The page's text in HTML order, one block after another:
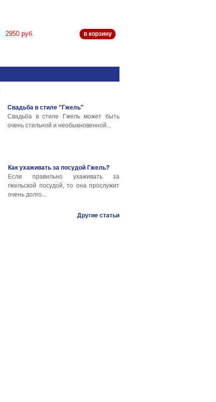
2950 руб. в корзину
Свадьба в стиле "Гжель"
Свадьба в стиле Гжель может быть
очень стильной и необыкновенной...
Как ухаживать за посудой Гжель?
Если правильно ухаживать за
гжельской посудой, то она прослужит
очень долго...
Другие статьи